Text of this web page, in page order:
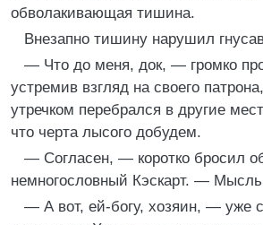
обволакивающая тишина.
Внезапно тишину нарушил
— Что до меня, док, — громко
устремив взгляд на своего
утречком перебрался в другие
что черта лысого добудем.
— Согласен, — коротко бросил
немногословный Кэскарт. —
— А вот, ей-богу, хозяин, — уже